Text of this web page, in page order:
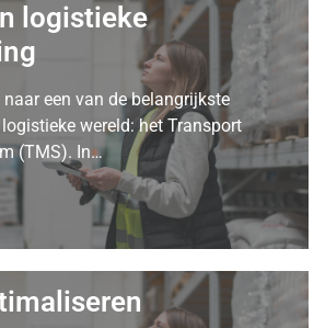
logistieke
een van de belangrijkste
wereld: het Transport
(TMS). In…